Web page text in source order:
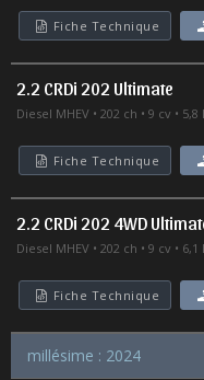
Fiche Technique
2.2 CRDi 202 Ultimate
Diesel MHEV 202 ch 9 cv 5,8
Fiche Technique
2.2 CRDi 202 4WD
Diesel MHEV 202 ch 9 cv 6,1
Fiche Technique
millésime : 2024